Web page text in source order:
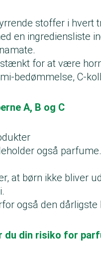
stoffer i hvert
en ingrediensliste
for at være
bedømmelse, C-
A, B og C
også
at børn ikke bliver
også den dårligste
du din risiko for